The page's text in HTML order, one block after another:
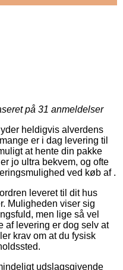
på 31 anmeldelser
heldigvis alverdens
er i dag levering til
at hente din pakke
jo ultra bekvem, og ofte
ved køb af .
leveret til dit hus
Muligheden viser sig
men lige så vel
af levering er dog selv at
krav om at du fysisk
udslagsgivende